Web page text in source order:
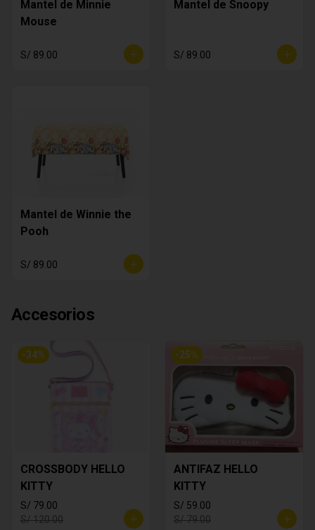
Mantel de Minnie
Mouse
S/ 89.00
Mantel de Snoopy
S/ 89.00
Mantel de Winnie the
Pooh
S/ 89.00
Accesorios
-34%
CROSSBODY HELLO
KITTY
S/ 79.00
S/ 120.00
-25%
ANTIFAZ HELLO
KITTY
S/ 59.00
S/ 79.00